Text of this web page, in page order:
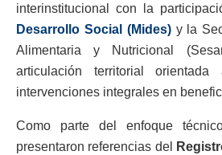
interinstitucional con la
Desarrollo Social (Mides)y la
Alimentaria y Nutricional
articulación territorial
intervenciones integrales en
Como parte del enfoque
presentaron referencias del